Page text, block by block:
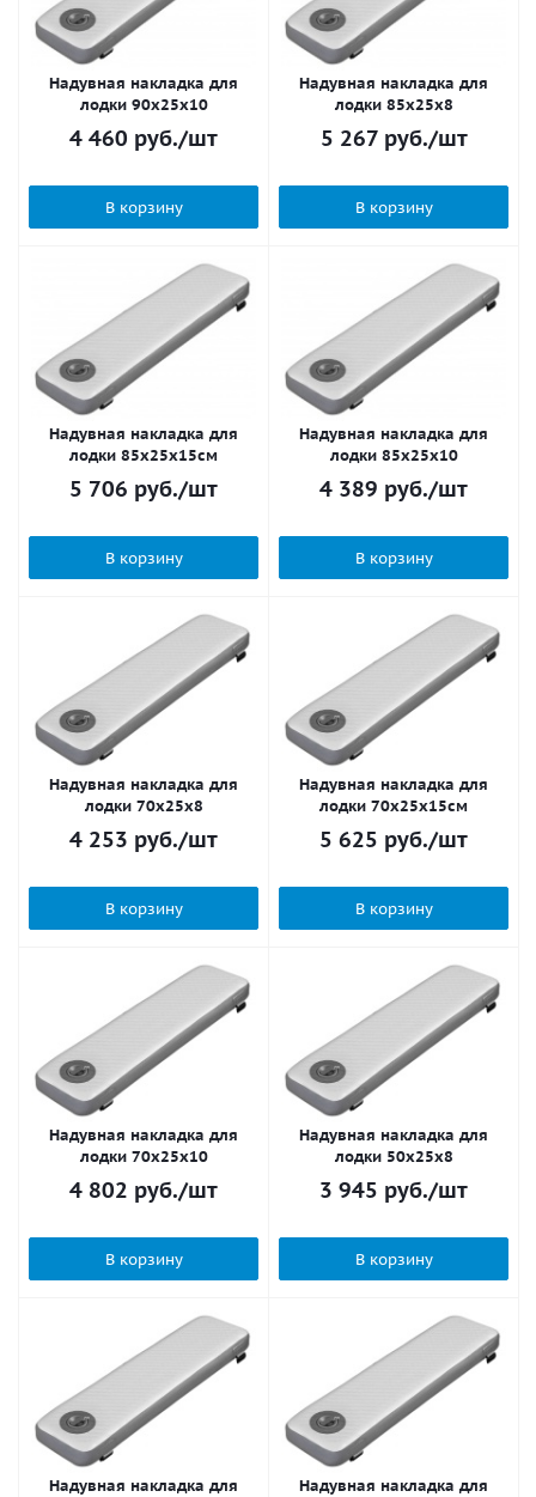
Надувная накладка для
лодки 90х25x10
4 460 руб./шт
В корзину
Надувная накладка для
лодки 85х25x8
5 267руб./шт
В корзину
Надувная накладка для
лодки 85х25x15см
5 706 руб./шт
В корзину
Надувная накладка для
лодки 85х25x10
4 389 руб./шт
В корзину
Надувная накладка для
лодки 70х25x8
4 253 руб./шт
В корзину
Надувная накладка для
лодки 70х25x15см
5 625 руб./шт
В корзину
Надувная накладка для
лодки 70х25x10
4 802 руб./шт
В корзину
Надувная накладка для
лодки 50х25x8
3 945 руб./шт
В корзину
Надувная накладка для Надувная накладка для